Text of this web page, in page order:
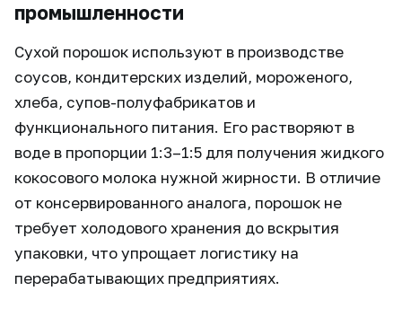
промышленности
Сухой порошок используют в производстве
соусов, кондитерских изделий, мороженого,
хлеба, супов-полуфабрикатов и
функционального питания. Его растворяют в
воде в пропорции 1:3–1:5 для получения жидкого
кокосового молока нужной жирности. В отличие
от консервированного аналога, порошок не
требует холодового хранения до вскрытия
упаковки, что упрощает логистику на
перерабатывающих предприятиях.